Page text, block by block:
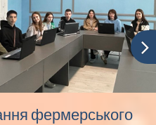
фермерського